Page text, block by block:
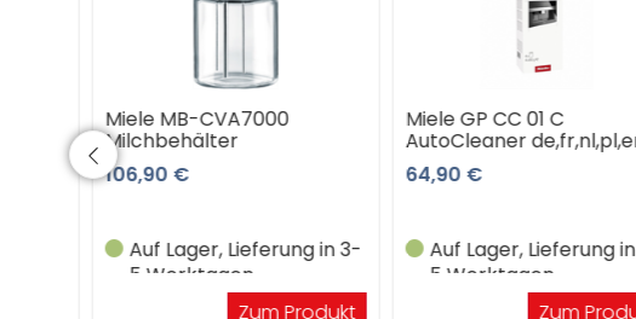
Miele MB-CVA7000
Milchbehälter
106,90 €
Auf Lager, Lieferung in 3-
5 Werktagen
Zum Produkt
Miele GP CC 01 C
AutoCleaner de,fr,nl,pl,en
64,90 €
Auf Lager, Lieferung in 3-
5 Werktagen
Zum Produkt